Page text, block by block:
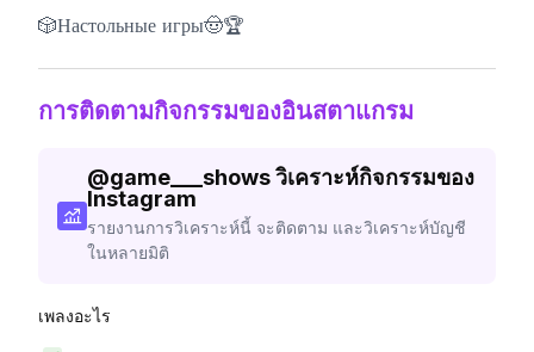
🎲Настольные игры🤠🏆
การติดตามกิจกรรมของอินสตาแกรม
@game___showsวิเคราะห์กิจกรรมของ
Instagram
รายงานการวิเคราะห์นี้ จะติดตาม และวิเคราะห์บัญชี
ในหลายมิติ
เพลงอะไร